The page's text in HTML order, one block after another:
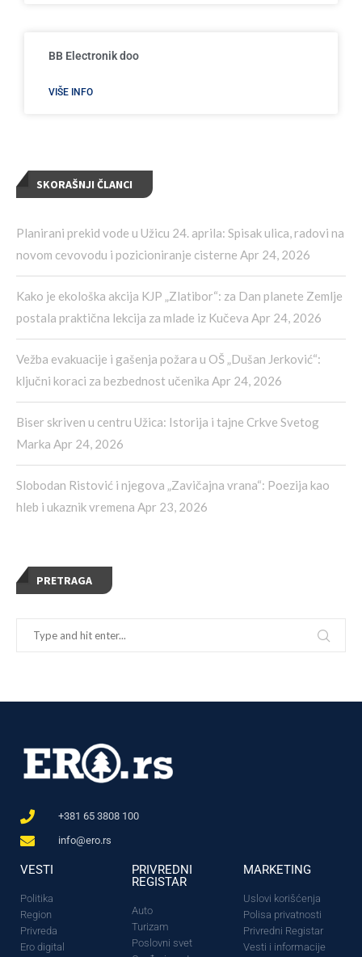
BB Electronik doo
VIŠE INFO
SKORAŠNJI ČLANCI
Planirani prekid vode u Užicu 24. aprila: Spisak ulica, radovi na
novom cevovodu i pozicioniranje cisterne Apr 24, 2026
Kako je ekološka akcija KJP „Zlatibor“: za Dan planete Zemlje
postala praktična lekcija za mlade iz Kučeva Apr 24, 2026
Vežba evakuacije i gašenja požara u OŠ „Dušan Jerković“:
ključni koraci za bezbednost učenika Apr 24, 2026
Biser skriven u centru Užica: Istorija i tajne Crkve Svetog
Marka Apr 24, 2026
Slobodan Ristović i njegova „Zavičajna vrana“: Poezija kao
hleb i ukaznik vremena Apr 23, 2026
PRETRAGA
+381 65 3808 100
info@ero.rs
VESTI
Politika
Region
Privreda
Ero digital
PRIVREDNI
REGISTAR
Auto
Turizam
Poslovni svet
MARKETING
Uslovi korišćenja
Polisa privatnosti
Privredni Registar
Vesti i informacije